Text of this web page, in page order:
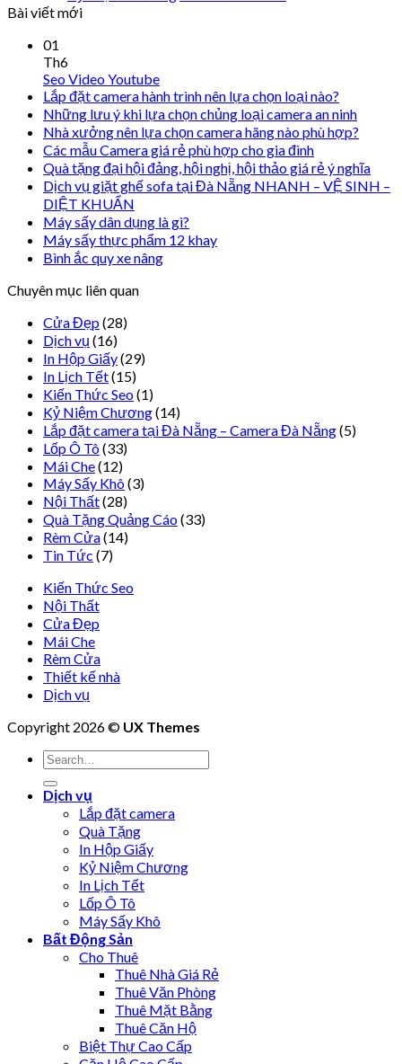
Bài viết mới
01
Th6
Seo Video Youtube
Lắp đặt camera hành trình nên lựa chọn loại nào?
Những lưu ý khi lựa chọn chủng loại camera an ninh
Nhà xưởng nên lựa chọn camera hãng nào phù hợp?
Các mẫu Camera giá rẻ phù hợp cho gia đình
Quà tặng đại hội đảng, hội nghị, hội thảo giá rẻ ý nghĩa
Dịch vụ giặt ghế sofa tại Đà Nẵng NHANH – VỆ SINH –
DIỆT KHUẨN
Máy sấy dân dụng là gì?
Máy sấy thực phẩm 12 khay
Bình ắc quy xe nâng
Chuyên mục liên quan
Cửa Đẹp(28)
Dịch vụ (16)
In Hộp Giấy(29)
In Lịch Tết(15)
Kiến Thức Seo(1)
Kỷ Niệm Chương(14)
Lắp đặt camera tại Đà Nẵng – Camera Đà Nẵng(5)
Lốp Ô Tô(33)
Mái Che(12)
Máy Sấy Khô(3)
Nội Thất(28)
Quà Tặng Quảng Cáo(33)
Rèm Cửa(14)
Tin Tức (7)
Kiến Thức Seo
Nội Thất
Cửa Đẹp
Mái Che
Rèm Cửa
Thiết kế nhà
Dịch vụ
Copyright 2026 © UX Themes
Dịch vụ
Lắp đặt camera
Quà Tặng
In Hộp Giấy
Kỷ Niệm Chương
In Lịch Tết
Lốp Ô Tô
Máy Sấy Khô
Bất Động Sản
Cho Thuê
Thuê Nhà Giá Rẻ
Thuê Văn Phòng
Thuê Mặt Bằng
Thuê Căn Hộ
Biệt Thự Cao Cấp